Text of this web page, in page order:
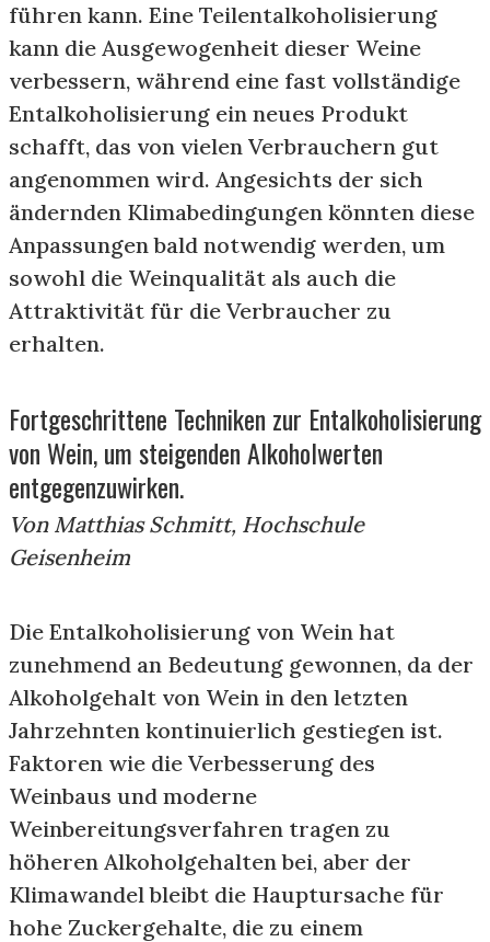
führen kann. Eine Teilentalkoholisierung
kann die Ausgewogenheit dieser Weine
verbessern, während eine fast vollständige
Entalkoholisierung ein neues Produkt
schafft, das von vielen Verbrauchern gut
angenommen wird. Angesichts der sich
ändernden Klimabedingungen könnten diese
Anpassungen bald notwendig werden, um
sowohl die Weinqualität als auch die
Attraktivität für die Verbraucher zu
erhalten.
Fortgeschrittene Techniken zur Entalkoholisierung
von Wein, um steigenden Alkoholwerten
entgegenzuwirken.
Von Matthias Schmitt, Hochschule
Geisenheim
Die Entalkoholisierung von Wein hat
zunehmend an Bedeutung gewonnen, da der
Alkoholgehalt von Wein in den letzten
Jahrzehnten kontinuierlich gestiegen ist.
Faktoren wie die Verbesserung des
Weinbaus und moderne
Weinbereitungsverfahren tragen zu
höheren Alkoholgehalten bei, aber der
Klimawandel bleibt die Hauptursache für
hohe Zuckergehalte, die zu einem